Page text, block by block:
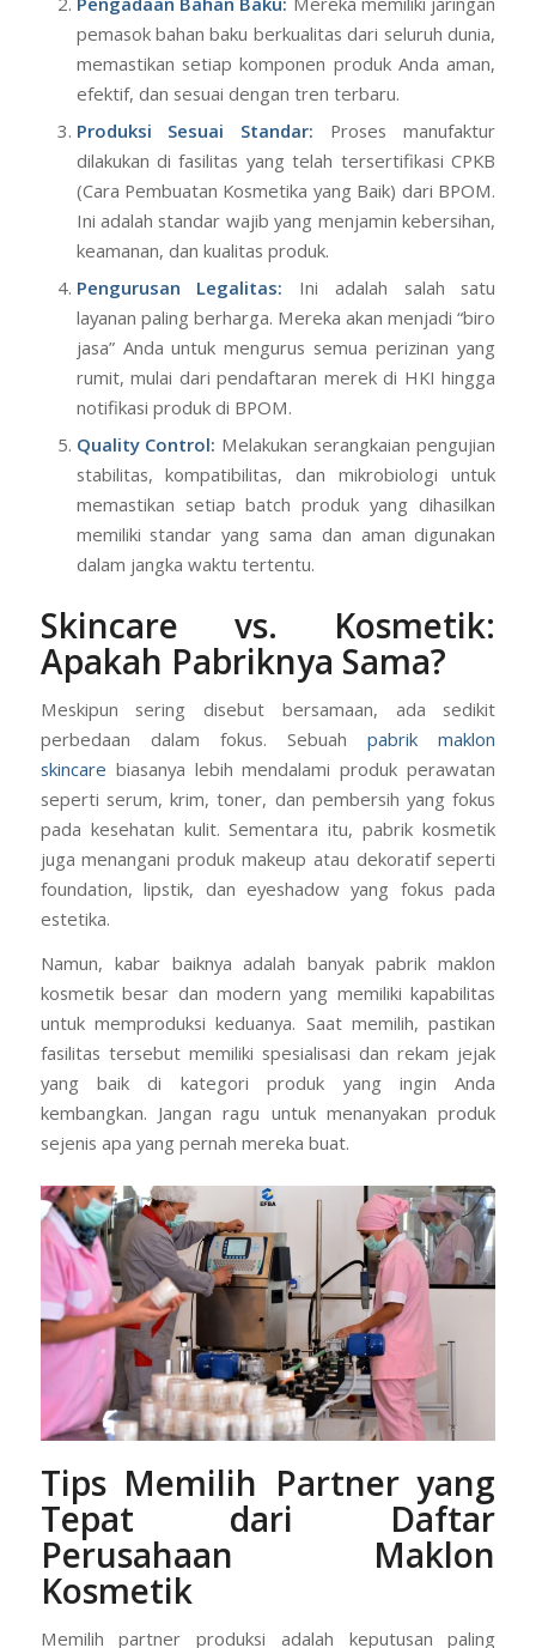
pemasok bahan baku berkualitas dari seluruh dunia,
memastikan setiap komponen produk Anda aman,
efektif, dan sesuai dengan tren terbaru.
Produksi Sesuai Standar: Proses manufaktur
dilakukan di fasilitas yang telah tersertifikasi CPKB
(Cara Pembuatan Kosmetika yang Baik) dari BPOM.
Ini adalah standar wajib yang menjamin kebersihan,
keamanan, dan kualitas produk.
Pengurusan Legalitas: Ini adalah salah satu
layanan paling berharga. Mereka akan menjadi “biro
jasa” Anda untuk mengurus semua perizinan yang
rumit, mulai dari pendaftaran merek di HKI hingga
notifikasi produk di BPOM.
Quality Control: Melakukan serangkaian pengujian
stabilitas, kompatibilitas, dan mikrobiologi untuk
memastikan setiap batch produk yang dihasilkan
memiliki standar yang sama dan aman digunakan
dalam jangka waktu tertentu.
Skincare vs. Kosmetik:
Apakah Pabriknya Sama?
Meskipun sering disebut bersamaan, ada sedikit
perbedaan dalam fokus. Sebuahpabrik maklon
skincare biasanya lebih mendalami produk perawatan
seperti serum, krim, toner, dan pembersih yang fokus
pada kesehatan kulit. Sementara itu, pabrik kosmetik
juga menangani produk makeup atau dekoratif seperti
foundation, lipstik, dan eyeshadow yang fokus pada
estetika.
Namun, kabar baiknya adalah banyak pabrik maklon
kosmetik besar dan modern yang memiliki kapabilitas
untuk memproduksi keduanya. Saat memilih, pastikan
fasilitas tersebut memiliki spesialisasi dan rekam jejak
yang baik di kategori produk yang ingin Anda
kembangkan. Jangan ragu untuk menanyakan produk
sejenis apa yang pernah mereka buat.
Tips Memilih Partner yang
Tepat dari Daftar
Perusahaan Maklon
Kosmetik
Memilih partner produksi adalah keputusan paling